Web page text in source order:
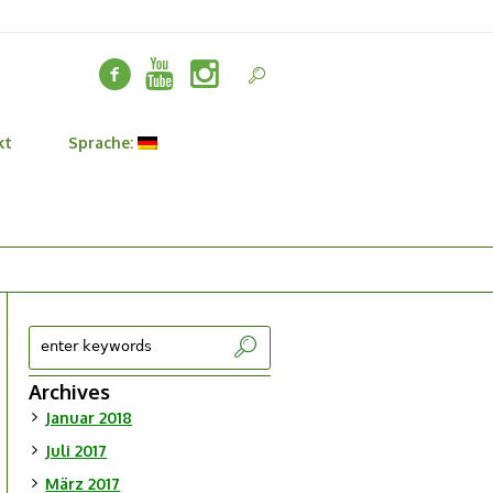
Sprache:
Archives
Januar 2018
Juli 2017
März 2017